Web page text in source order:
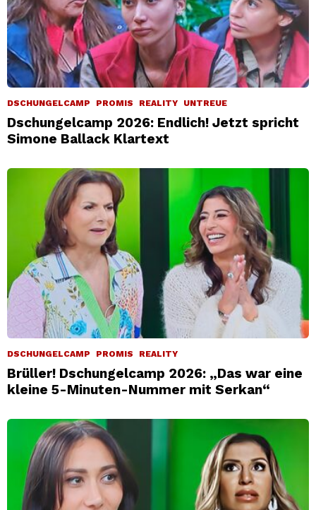
DSCHUNGELCAMP PROMIS REALITY UNTREUE
Dschungelcamp 2026: Endlich! Jetzt spricht
Simone Ballack Klartext
DSCHUNGELCAMP PROMIS REALITY
Brüller! Dschungelcamp 2026: „Das war eine
kleine 5-Minuten-Nummer mit Serkan“